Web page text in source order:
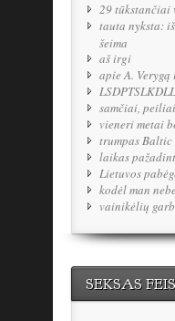
29 tūkstančiai
tauta nyksta:
šeima
aš irgi
apie A.
samčiai,
vieneri metai
trumpas Baltic
laikas
Lietuvos
kodėl man
vainikėlių
SEKSAS